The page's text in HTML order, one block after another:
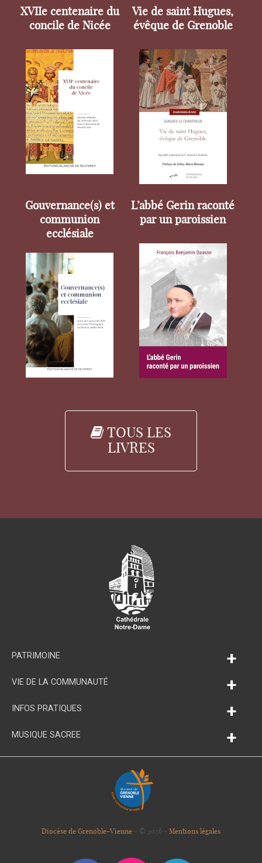
XVIIe centenaire du
concile de Nicée
Vie de saint Hugues,
évêque de Grenoble
Gouvernance(s) et
communion
ecclésiale
L’abbé Gerin raconté
par un paroissien
TOUS LES
LIVRES
PATRIMOINE +
VIE DE LA COMMUNAUTÉ +
INFOS PRATIQUES +
MUSIQUE SACREE +
Diocèse de Grenoble-Vienne - © 2026 - Mentions légales